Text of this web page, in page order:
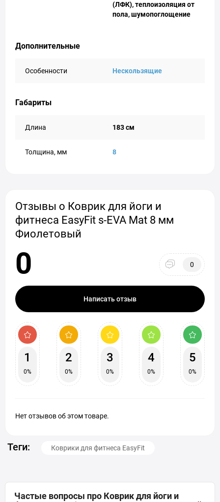
(ЛФК), теплоизоляция от
пола, шумопоглощение
Дополнительные
Особенности Нескользящие
Габариты
Длина 183 см
Толщина, мм 8
Отзывы о Коврик для йоги и
фитнеса EasyFit s-EVA Mat 8 мм
Фиолетовый
0 0
Написать отзыв
1
0%
2
0%
3
0%
4
0%
5
0%
Нет отзывов об этом товаре.
Теги: Коврики для фитнеса EasyFit
Частые вопросы про Коврик для йоги и